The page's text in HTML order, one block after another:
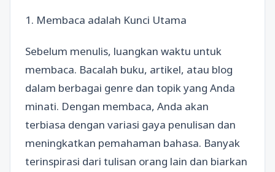
1. Membaca adalah Kunci Utama
Sebelum menulis, luangkan waktu untuk
membaca. Bacalah buku, artikel, atau blog
dalam berbagai genre dan topik yang Anda
minati. Dengan membaca, Anda akan
terbiasa dengan variasi gaya penulisan dan
meningkatkan pemahaman bahasa. Banyak
terinspirasi dari tulisan orang lain dan biarkan